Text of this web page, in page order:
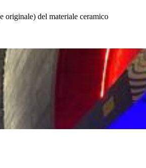
originale) del materiale ceramico